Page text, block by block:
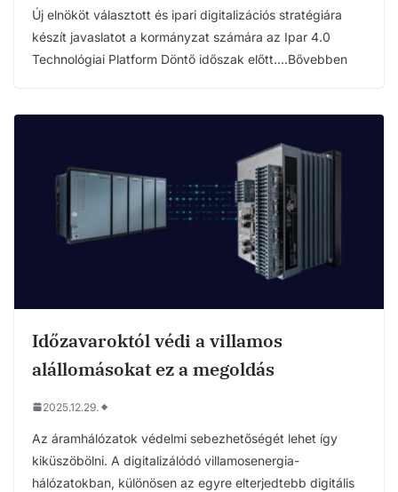
Új elnököt választott és ipari digitalizációs stratégiára
készít javaslatot a kormányzat számára az Ipar 4.0
Technológiai Platform Döntő időszak előtt….Bővebben
Időzavaroktól védi a villamos
alállomásokat ez a megoldás
2025.12.29.
Az áramhálózatok védelmi sebezhetőségét lehet így
kiküszöbölni. A digitalizálódó villamosenergia-
hálózatokban, különösen az egyre elterjedtebb digitális